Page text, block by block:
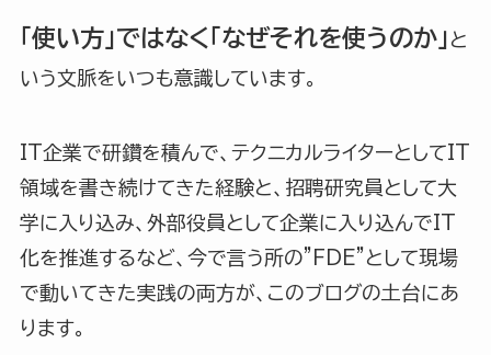
「使い方」ではなく「なぜそれを使うのか」 と
いう文脈をいつも意識しています。
IT企業で研鑽を積んで、テクニカルライターとしてIT
領域を書き続けてきた経験と、招聘研究員として大
学に入り込み、外部役員として企業に入り込んでIT
化を推進するなど、今で言う所の”FDE”として現場
で動いてきた実践の両方が、このブログの土台にあ
ります。